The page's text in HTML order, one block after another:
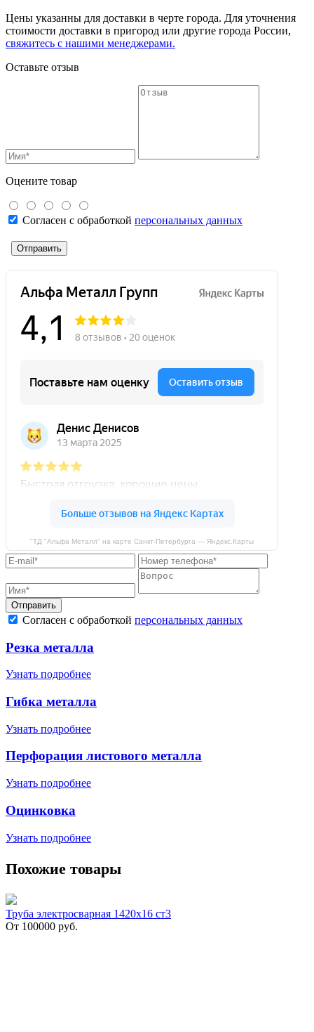
Цены указанны для доставки в черте города. Для уточнения
стоимости доставки в пригород или другие города России,
свяжитесь с нашими менеджерами.
Оставьте отзыв
Оцените товар
Согласен с обработкой персональных данных
Отправить
"ТД "Альфа Металл" на карте Санкт‑Петербурга — Яндекс.Карты
Отправить
Согласен с обработкой персональных данных
Резка металла
Узнать подробнее
Гибка металла
Узнать подробнее
Перфорация листового металла
Узнать подробнее
Оцинковка
Узнать подробнее
Похожие товары
Труба электросварная 1420х16 ст3
От 100000 руб.